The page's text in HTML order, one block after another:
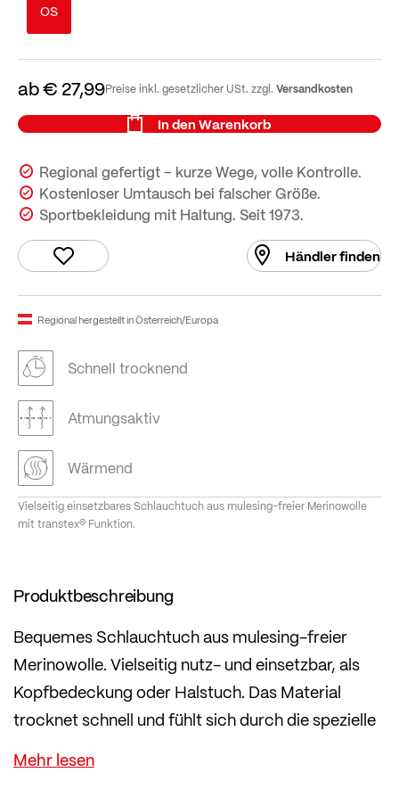
OS
ab€ 27,99Preise inkl. gesetzlicher USt. zzgl. Versandkosten
In den Warenkorb
Regional gefertigt – kurze Wege, volle Kontrolle.
Kostenloser Umtausch bei falscher Größe.
Sportbekleidung mit Haltung. Seit 1973.
Händler finden
Regional hergestellt in Österreich/Europa
Schnell trocknend
Atmungsaktiv
Wärmend
Vielseitig einsetzbares Schlauchtuch aus mulesing-freier Merinowolle
mit transtex® Funktion.
Produktbeschreibung
Bequemes Schlauchtuch aus mulesing-freier
Merinowolle. Vielseitig nutz- und einsetzbar, als
Kopfbedeckung oder Halstuch. Das Material
trocknet schnell und fühlt sich durch die spezielle
transtex® Stricktechnik an der Haut trocken an.
Auch im feuchten Zustand spendet sie Wärme.